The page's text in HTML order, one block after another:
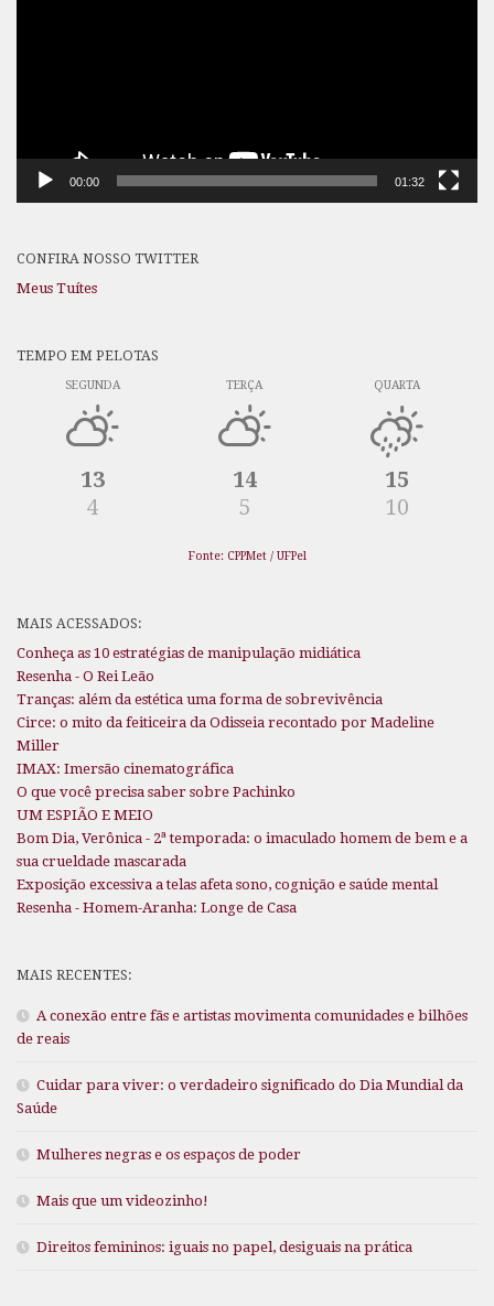
00:00 01:32
CONFIRA NOSSO TWITTER
Meus Tuítes
TEMPO EM PELOTAS
SEGUNDA
13
4
TERÇA
14
5
QUARTA
15
10
Fonte: CPPMet / UFPel
MAIS ACESSADOS:
Conheça as 10 estratégias de manipulação midiática
Resenha - O Rei Leão
Tranças: além da estética uma forma de sobrevivência
Circe: o mito da feiticeira da Odisseia recontado por Madeline
Miller
IMAX: Imersão cinematográfica
O que você precisa saber sobre Pachinko
UM ESPIÃO E MEIO
Bom Dia, Verônica - 2ª temporada: o imaculado homem de bem e a
sua crueldade mascarada
Exposição excessiva a telas afeta sono, cognição e saúde mental
Resenha - Homem-Aranha: Longe de Casa
MAIS RECENTES:
A conexão entre fãs e artistas movimenta comunidades e bilhões
de reais
Cuidar para viver: o verdadeiro significado do Dia Mundial da
Saúde
Mulheres negras e os espaços de poder
Mais que um videozinho!
Direitos femininos: iguais no papel, desiguais na prática